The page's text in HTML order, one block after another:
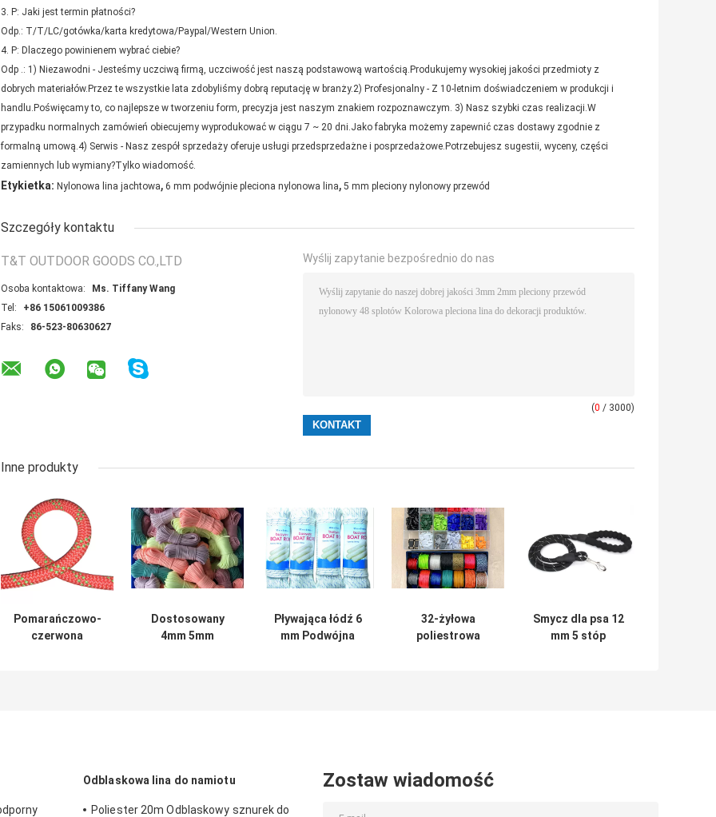
3. P: Jaki jest termin płatności?
Odp.: T/T/LC/gotówka/karta kredytowa/Paypal/Western Union.
4. P: Dlaczego powinienem wybrać ciebie?
Odp .: 1) Niezawodni - Jesteśmy uczciwą firmą, uczciwość jest naszą podstawową wartością.Produkujemy wysokiej jakości przedmioty z
dobrych materiałów.Przez te wszystkie lata zdobyliśmy dobrą reputację w branży.2) Profesjonalny - Z 10-letnim doświadczeniem w produkcji i
handlu.Poświęcamy to, co najlepsze w tworzeniu form, precyzja jest naszym znakiem rozpoznawczym. 3) Nasz szybki czas realizacji.W
przypadku normalnych zamówień obiecujemy wyprodukować w ciągu 7 ~ 20 dni.Jako fabryka możemy zapewnić czas dostawy zgodnie z
formalną umową.4) Serwis - Nasz zespół sprzedaży oferuje usługi przedsprzedażne i posprzedażowe.Potrzebujesz sugestii, wyceny, części
zamiennych lub wymiany?Tylko wiadomość.
Etykietka: Nylonowa lina jachtowa, 6 mm podwójnie pleciona nylonowa lina, 5 mm pleciony nylonowy przewód
Szczegóły kontaktu
T&T OUTDOOR GOODS CO.,LTD
Osoba kontaktowa:
Ms. Tiffany Wang
Tel:
+86 15061009386
Faks:
86-523-80630627
Wyślij zapytanie bezpośrednio do nas
(0 / 3000)
Inne produkty
Pomarańczowo-
czerwona
Dostosowany
4mm 5mm
Pływająca łódź 6
mm Podwójna
32-żyłowa
poliestrowa
Smycz dla psa 12
mm 5 stóp
Odblaskowa lina do namiotu
Poliester 20m Odblaskowy sznurek do
Zostaw wiadomość